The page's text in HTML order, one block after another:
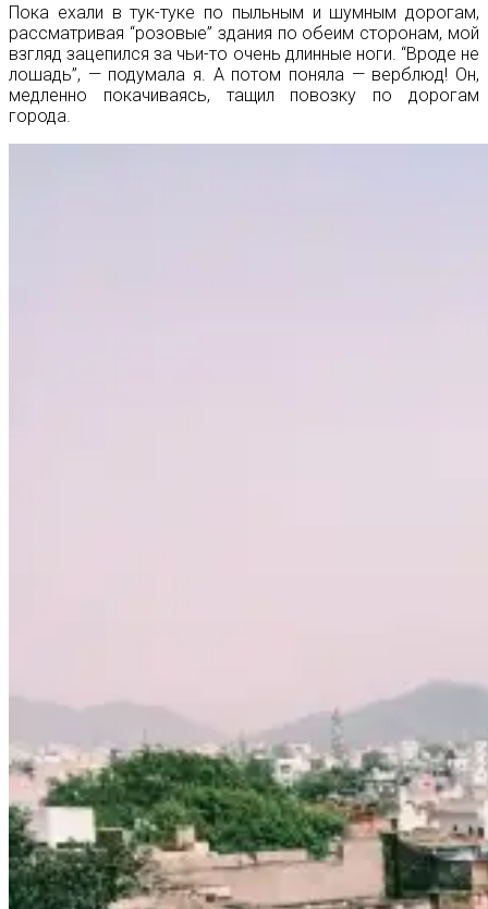
Пока ехали в тук-туке по пыльным и шумным дорогам,
рассматривая “розовые” здания по обеим сторонам, мой
взгляд зацепился за чьи-то очень длинные ноги. “Вроде не
лошадь”, — подумала я. А потом поняла — верблюд! Он,
медленно покачиваясь, тащил повозку по дорогам
города.